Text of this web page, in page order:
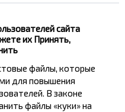
сайта
их Принять,
файлы, которые
для повышения
В законе
файлы «куки» на